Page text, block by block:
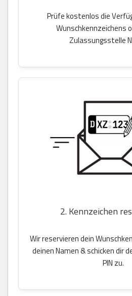
Prüfe kostenlos die
Wunschkennzeichens
Zulassungsstelle
2. Kennzeichen
Wir reservieren dein
deinen Namen & schicken dir
PIN zu.